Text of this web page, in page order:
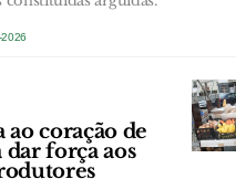
coração de
força aos